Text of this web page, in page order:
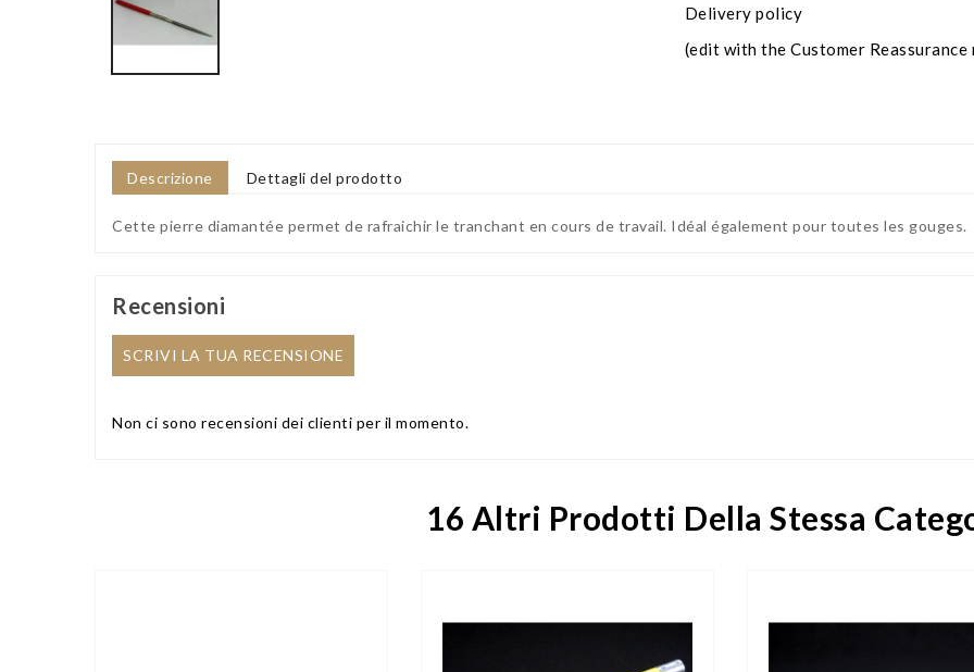
Delivery policy
(edit with the Customer Reassurance
Descrizione Dettagli del prodotto
Cette pierre diamantée permet de rafraichir le tranchant en cours de travail. Idéal également pour toutes les gouges.
Recensioni
SCRIVI LA TUA RECENSIONE
Non ci sono recensioni dei clienti per il momento.
16 Altri Prodotti Della Stessa